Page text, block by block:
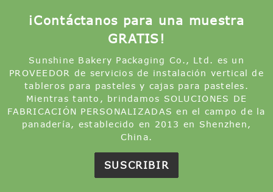
¡Contáctanos para una muestra
GRATIS!
Sunshine Bakery Packaging Co., Ltd. es un
PROVEEDOR de servicios de instalación vertical de
tableros para pasteles y cajas para pasteles.
Mientras tanto, brindamos SOLUCIONES DE
FABRICACIÓN PERSONALIZADAS en el campo de la
panadería, establecido en 2013 en Shenzhen,
China.
SUSCRIBIR